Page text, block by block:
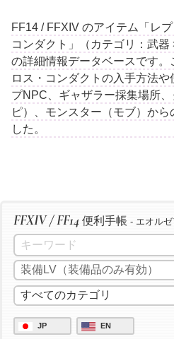
FF14 / FFXIV のアイテム「レ
コンダクト」（カテゴリ：武器
の詳細情報データベースです
ロス・コンダクトの入手方法
プNPC、ギャザラー採集場所
ピ）、モンスター（モブ）か
した。
FFXIV / FF14 便利手帳 - エオル
JP EN